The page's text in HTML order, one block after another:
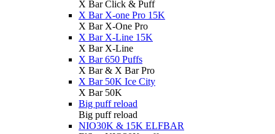
X Bar Click & Puff
X Bar X-one Pro 15K
X Bar X-One Pro
X Bar X-Line 15K
X Bar X-Line
X Bar 650 Puffs
X Bar & X Bar Pro
X Bar 50K Ice City
X Bar 50K
Big puff reload
Big puff reload
NIO30K & 15K ELFBAR